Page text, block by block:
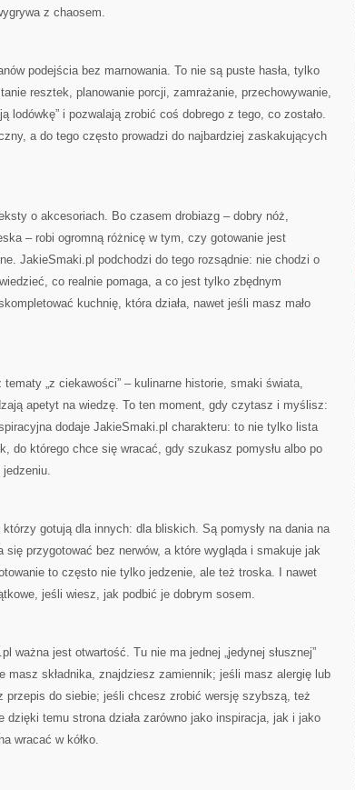
z chaosem.
podejścia bez marnowania. To nie są puste hasła, tylko
resztek, planowanie porcji, zamrażanie, przechowywanie,
lodówkę” i pozwalają zrobić coś dobrego z tego, co zostało.
a do tego często prowadzi do najbardziej zaskakujących
o akcesoriach. Bo czasem drobiazg – dobry nóż,
– robi ogromną różnicę w tym, czy gotowanie jest
JakieSmaki.pl podchodzi do tego rozsądnie: nie chodzi o
co realnie pomaga, a co jest tylko zbędnym
kuchnię, która działa, nawet jeśli masz mało
tematy „z ciekawości” – kulinarne historie, smaki świata,
apetyt na wiedzę. To ten moment, gdy czytasz i myślisz:
dodaje JakieSmaki.pl charakteru: to nie tylko lista
do którego chce się wracać, gdy szukasz pomysłu albo po
gotują dla innych: dla bliskich. Są pomysły na dania na
się przygotować bez nerwów, a które wygląda i smakuje jak
to często nie tylko jedzenie, ale też troska. I nawet
jeśli wiesz, jak podbić je dobrym sosem.
ważna jest otwartość. Tu nie ma jednej „jedynej słusznej”
masz składnika, znajdziesz zamiennik; jeśli masz alergię lub
przepis do siebie; jeśli chcesz zrobić wersję szybszą, też
dzięki temu strona działa zarówno jako inspiracja, jak i jako
wracać w kółko.